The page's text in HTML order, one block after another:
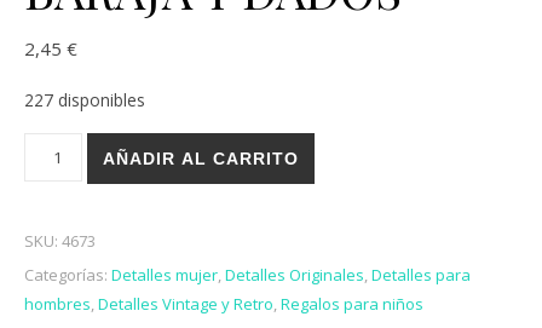
2,45 €
227 disponibles
SET DE MADERA BARAJA Y DADOS cantidad
AÑADIR AL CARRITO
SKU: 4673
Categorías: Detalles mujer,Detalles Originales,Detalles para
hombres,Detalles Vintage y Retro,Regalos para niños